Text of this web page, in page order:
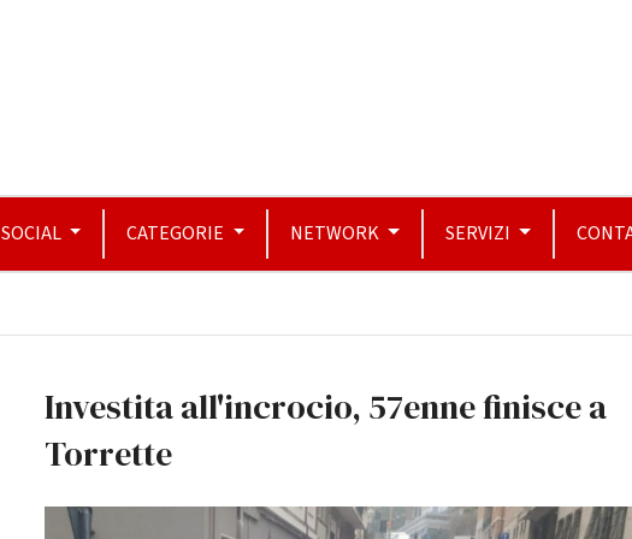
SOCIAL CATEGORIE NETWORK SERVIZI
Investita all'incrocio, 57enne finisce a
Torrette